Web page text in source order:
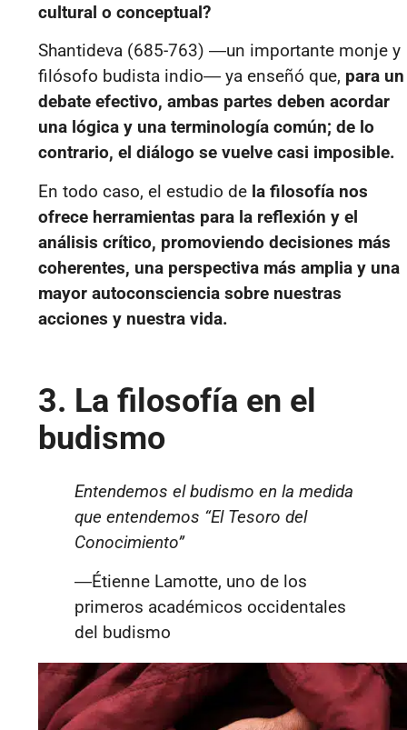
cultural o conceptual?
Shantideva (685-763) ―un importante monje y
filósofo budista indio― ya enseñó que, para un
debate efectivo, ambas partes deben acordar
una lógica y una terminología común; de lo
contrario, el diálogo se vuelve casi imposible.
En todo caso, el estudio de la filosofía nos
ofrece herramientas para la reflexión y el
análisis crítico, promoviendo decisiones más
coherentes, una perspectiva más amplia y una
mayor autoconsciencia sobre nuestras
acciones y nuestra vida.
3. La filosofía en el
budismo
Entendemos el budismo en la medida
que entendemos “El Tesoro del
Conocimiento”
―Étienne Lamotte, uno de los
primeros académicos occidentales
del budismo